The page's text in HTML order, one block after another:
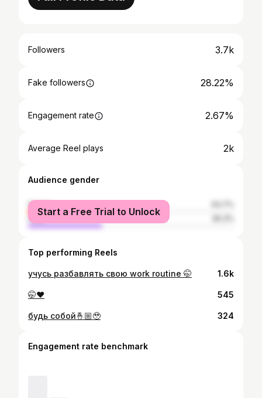
Followers 3.7k
Fake followers 28.22%
Engagement rate 2.67%
Average Reel plays 2k
Audience gender
female
male
Start a Free Trial to Unlock
Top performing Reels
учусь разбавлять свою work routine 🤭 1.6k
🤭❤️ 545
будь собой🤞🏼🥹 324
Engagement rate benchmark